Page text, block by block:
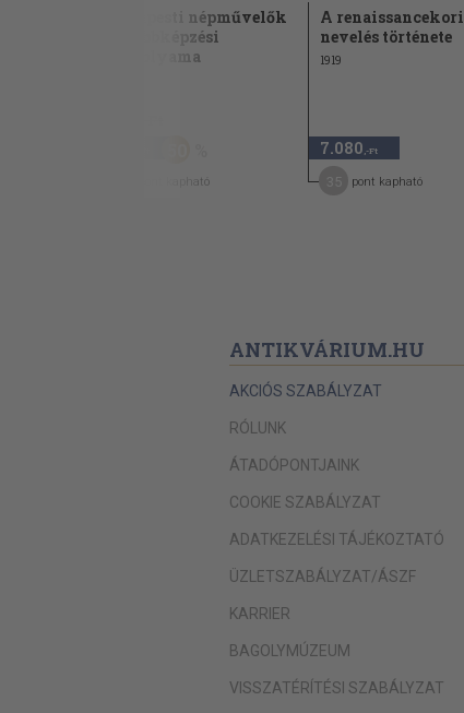
Budapesti népművelők
továbbképzési
tanfolyama
pont kapható
A renaissancekori
nevelés története
1919
7.080 ,-Ft
pont kapható
ANTIKVÁRIUM.HU
AKCIÓS SZABÁLYZAT
RÓLUNK
ÁTADÓPONTJAINK
COOKIE SZABÁLYZAT
ADATKEZELÉSI TÁJÉKOZTATÓ
ÜZLETSZABÁLYZAT/ÁSZF
KARRIER
BAGOLYMÚZEUM
VISSZATÉRÍTÉSI SZABÁLYZAT